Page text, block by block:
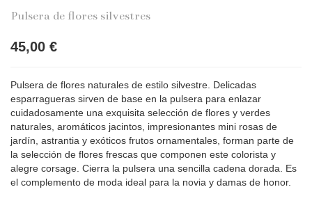
Pulsera de flores silvestres
45,00 €
Pulsera de flores naturales de estilo silvestre. Delicadas
esparragueras sirven de base en la pulsera para enlazar
cuidadosamente una exquisita selección de flores y verdes
naturales, aromáticos jacintos, impresionantes mini rosas de
jardín, astrantia y exóticos frutos ornamentales, forman parte de
la selección de flores frescas que componen este colorista y
alegre corsage. Cierra la pulsera una sencilla cadena dorada. Es
el complemento de moda ideal para la novia y damas de honor.